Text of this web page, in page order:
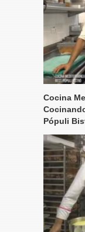
Cocina
Pópuli